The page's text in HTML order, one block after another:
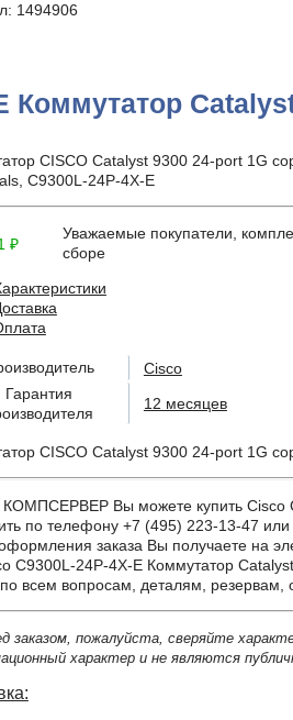
1494906
Коммутатор
CISCO Catalyst 9300 24-port 1G
C9300L-24P-4X-E
₽
Уважаемые покупатели,
сборе
Cisco
Гарантия
12 месяцев
CISCO Catalyst 9300 24-port 1G
Вы можете купить Cisco
по телефону +7 (495) 223-13-47 или
заказа Вы получаете на
C9300L-24P-4X-E Коммутатор
всем вопросам, деталям,
заказом, пожалуйста, сверяйте
характер и не являются